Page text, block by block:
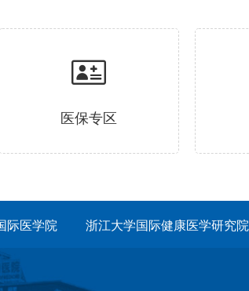
医保专区
际医学院 浙江大学国际健康医学研究院